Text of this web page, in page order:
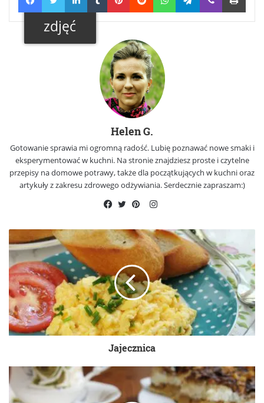
Galeria
zdjęć
Helen G.
Gotowanie sprawia mi ogromną radość. Lubię poznawać nowe smaki i
eksperymentować w kuchni. Na stronie znajdziesz proste i czytelne
przepisy na domowe potrawy, także dla początkujących w kuchni oraz
artykuły z zakresu zdrowego odżywiania. Serdecznie zapraszam:)
Instagram
Jajecznica